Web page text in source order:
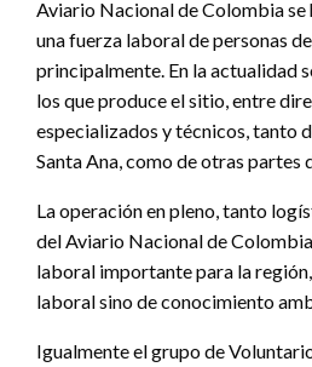
Aviario Nacional de Colombia se
una fuerza laboral de personas
principalmente. En la actualidad
los que produce el sitio, entre
especializados y técnicos, tanto
Santa Ana, como de otras partes
La operación en pleno, tanto
del Aviario Nacional de
laboral importante para la
laboral sino de conocimiento
Igualmente el grupo de